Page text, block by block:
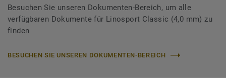
Besuchen Sie unseren Dokumenten-Bereich, um alle
verfügbaren Dokumente für Linosport Classic (4,0 mm) zu
finden
BESUCHEN SIE UNSEREN DOKUMENTEN-BEREICH